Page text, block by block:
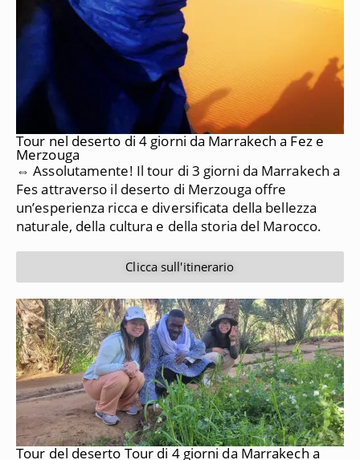
Tour nel deserto di 4 giorni da Marrakech a Fez e
Merzouga
⇔ Assolutamente! Il tour di 3 giorni da Marrakech a
Fes attraverso il deserto di Merzouga offre
un’esperienza ricca e diversificata della bellezza
naturale, della cultura e della storia del Marocco.
Clicca sull'itinerario
Tour del deserto Tour di 4 giorni da Marrakech a